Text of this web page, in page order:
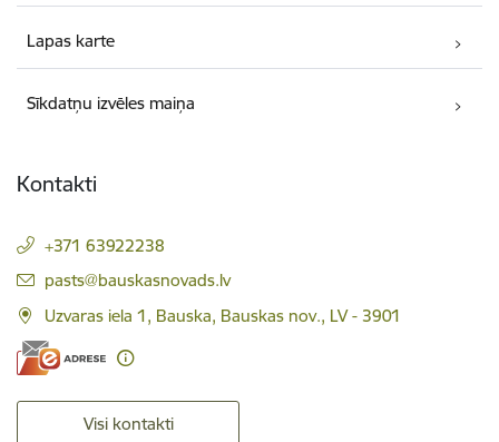
Lapas karte
Sīkdatņu izvēles maiņa
Kontakti
+371 63922238
E-pasts:
pasts@bauskasnovads.lv
Uzvaras iela 1, Bauska, Bauskas nov., LV - 3901
Visi kontakti